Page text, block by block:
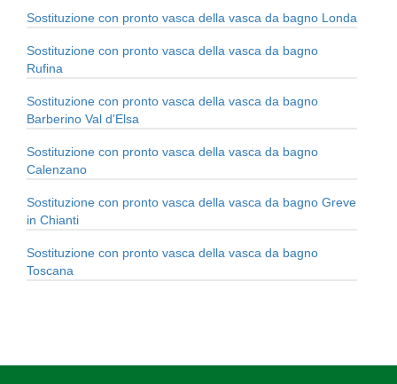
Sostituzione con pronto vasca della vasca da bagno Londa
Sostituzione con pronto vasca della vasca da bagno
Rufina
Sostituzione con pronto vasca della vasca da bagno
Barberino Val d'Elsa
Sostituzione con pronto vasca della vasca da bagno
Calenzano
Sostituzione con pronto vasca della vasca da bagno Greve
in Chianti
Sostituzione con pronto vasca della vasca da bagno
Toscana